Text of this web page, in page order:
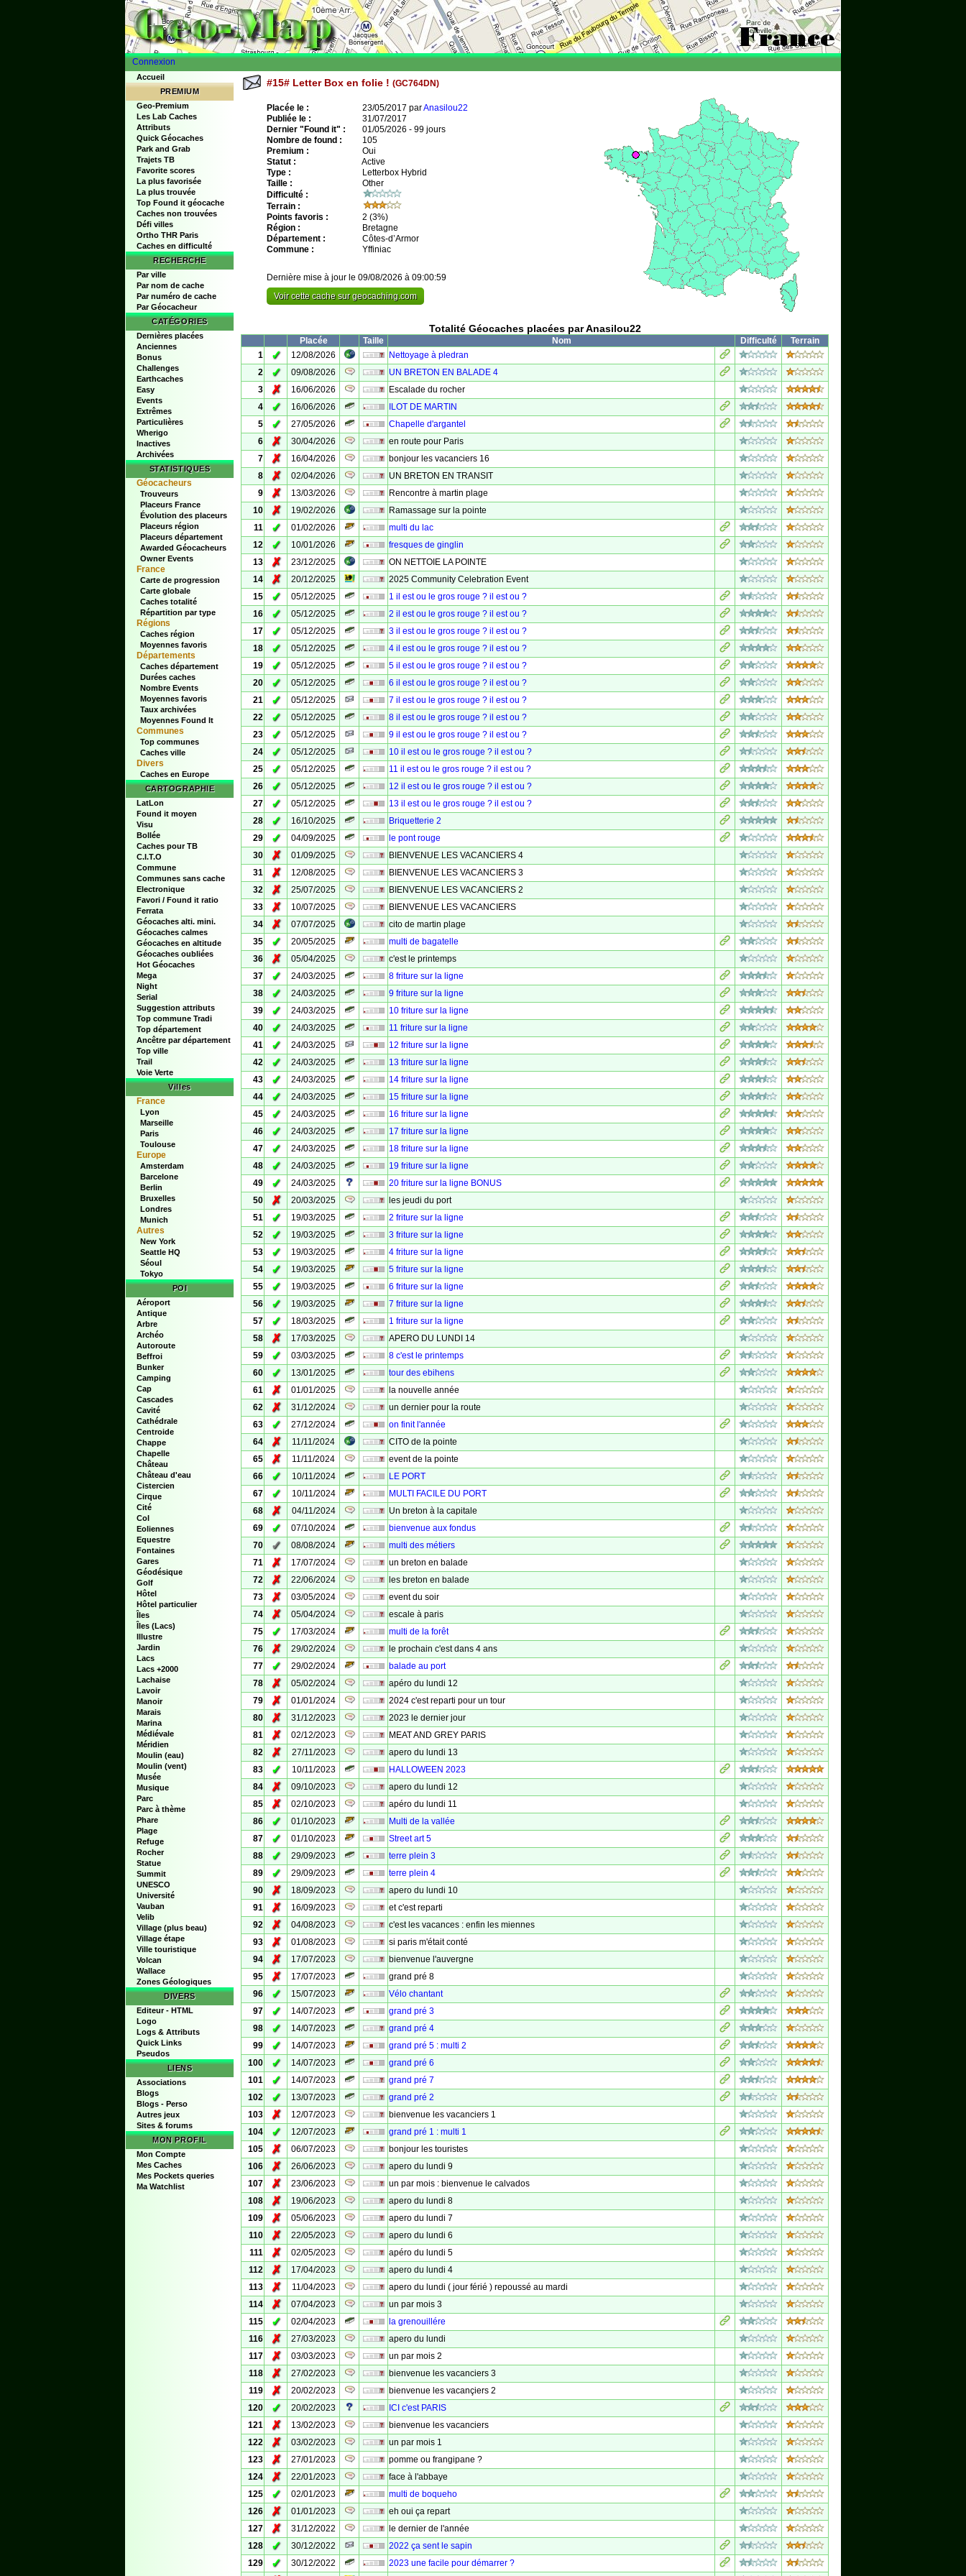
Connexion
Accueil
PREMIUM
Geo-Premium
Les Lab Caches
Attributs
Quick Géocaches
Park and Grab
Trajets TB
Favorite scores
La plus favorisée
La plus trouvée
Top Found it géocache
Caches non trouvées
Défi villes
Ortho THR Paris
Caches en difficulté
RECHERCHE
Par ville
Par nom de cache
Par numéro de cache
Par Géocacheur
CATÉGORIES
Dernières placées
Anciennes
Bonus
Challenges
Earthcaches
Easy
Events
Extrêmes
Particulières
Wherigo
Inactives
Archivées
STATISTIQUES
Géocacheurs
Trouveurs
Placeurs France
Évolution des placeurs
Placeurs région
Placeurs département
Awarded Géocacheurs
Owner Events
France
Carte de progression
Carte globale
Caches totalité
Répartition par type
Régions
Caches région
Moyennes favoris
Départements
Caches département
Durées caches
Nombre Events
Moyennes favoris
Taux archivées
Moyennes Found It
Communes
Top communes
Caches ville
Divers
Caches en Europe
CARTOGRAPHIE
LatLon
Found it moyen
Visu
Bollée
Caches pour TB
C.I.T.O
Commune
Communes sans cache
Electronique
Favori / Found it ratio
Ferrata
Géocaches alti. mini.
Géocaches calmes
Géocaches en altitude
Géocaches oubliées
Hot Géocaches
Mega
Night
Serial
Suggestion attributs
Top commune Tradi
Top département
Ancêtre par département
Top ville
Trail
Voie Verte
Villes
France
Lyon
Marseille
Paris
Toulouse
Europe
Amsterdam
Barcelone
Berlin
Bruxelles
Londres
Munich
Autres
New York
Seattle HQ
Séoul
Tokyo
POI
Aéroport
Antique
Arbre
Archéo
Autoroute
Beffroi
Bunker
Camping
Cap
Cascades
Cavité
Cathédrale
Centroide
Chappe
Chapelle
Château
Château d'eau
Cistercien
Cirque
Cité
Col
Eoliennes
Equestre
Fontaines
Gares
Géodésique
Golf
Hôtel
Hôtel particulier
Îles
Îles (Lacs)
Illustre
Jardin
Lacs
Lacs +2000
Lachaise
Lavoir
Manoir
Marais
Marina
Médiévale
Méridien
Moulin (eau)
Moulin (vent)
Musée
Musique
Parc
Parc à thème
Phare
Plage
Refuge
Rocher
Statue
Summit
UNESCO
Université
Vauban
Velib
Village (plus beau)
Village étape
Ville touristique
Volcan
Wallace
Zones Géologiques
DIVERS
Editeur - HTML
Logo
Logs & Attributs
Quick Links
Pseudos
LIENS
Associations
Blogs
Blogs - Perso
Autres jeux
Sites & forums
MON PROFIL
Mon Compte
Mes Caches
Mes Pockets queries
Ma Watchlist
#15# Letter Box en folie ! (GC764DN)
Placée le : 23/05/2017 parAnasilou22
Publiée le :
31/07/2017
Dernier "Found it" :
01/05/2026 - 99 jours
Nombre de found :
105
Premium :
Oui
Statut :
Active
Type :
Letterbox Hybrid
Taille :
Other
Difficulté :
Terrain :
Points favoris :
2 (3%)
Région :
Bretagne
Département :
Côtes-d’Armor
Commune :
Yffiniac
Dernière mise à jour le 09/08/2026 à 09:00:59
Voir cette cache sur geocaching.com
Totalité Géocaches placées par Anasilou22
Placée Taille Nom Difficulté
Terrain
1
✓ 12/08/2026
Nettoyage à pledran
2
✓ 09/08/2026
UN BRETON EN BALADE 4
3
✗ 16/06/2026
Escalade du rocher
4
✓ 16/06/2026
ILOT DE MARTIN
5
✓ 27/05/2026
Chapelle d'argantel
6
✗ 30/04/2026
en route pour Paris
7
✗ 16/04/2026
bonjour les vacanciers 16
8
✗ 02/04/2026
UN BRETON EN TRANSIT
9
✗ 13/03/2026
Rencontre à martin plage
10
✗ 19/02/2026
Ramassage sur la pointe
11
✓ 01/02/2026
multi du lac
12
✓ 10/01/2026
fresques de ginglin
13
✗ 23/12/2025
ON NETTOIE LA POINTE
14
✗ 20/12/2025
2025 Community Celebration Event
15
✓ 05/12/2025
1 il est ou le gros rouge ? il est ou ?
16
✓ 05/12/2025
2 il est ou le gros rouge ? il est ou ?
17
✓ 05/12/2025
3 il est ou le gros rouge ? il est ou ?
18
✓ 05/12/2025
4 il est ou le gros rouge ? il est ou ?
19
✓ 05/12/2025
5 il est ou le gros rouge ? il est ou ?
20
✓ 05/12/2025
6 il est ou le gros rouge ? il est ou ?
21
✓ 05/12/2025
7 il est ou le gros rouge ? il est ou ?
22
✓ 05/12/2025
8 il est ou le gros rouge ? il est ou ?
23
✓ 05/12/2025
9 il est ou le gros rouge ? il est ou ?
24
✓ 05/12/2025
10 il est ou le gros rouge ? il est ou ?
25
✓ 05/12/2025
11 il est ou le gros rouge ? il est ou ?
26
✓ 05/12/2025
12 il est ou le gros rouge ? il est ou ?
27
✓ 05/12/2025
13 il est ou le gros rouge ? il est ou ?
28
✓ 16/10/2025
Briquetterie 2
29
✓ 04/09/2025
le pont rouge
30
✗ 01/09/2025
BIENVENUE LES VACANCIERS 4
31
✗ 12/08/2025
BIENVENUE LES VACANCIERS 3
32
✗ 25/07/2025
BIENVENUE LES VACANCIERS 2
33
✗ 10/07/2025
BIENVENUE LES VACANCIERS
34
✗ 07/07/2025
cito de martin plage
35
✓ 20/05/2025
multi de bagatelle
36
✗ 05/04/2025
c'est le printemps
37
✓ 24/03/2025
8 friture sur la ligne
38
✓ 24/03/2025
9 friture sur la ligne
39
✓ 24/03/2025
10 friture sur la ligne
40
✓ 24/03/2025
11 friture sur la ligne
41
✓ 24/03/2025
12 friture sur la ligne
42
✓ 24/03/2025
13 friture sur la ligne
43
✓ 24/03/2025
14 friture sur la ligne
44
✓ 24/03/2025
15 friture sur la ligne
45
✓ 24/03/2025
16 friture sur la ligne
46
✓ 24/03/2025
17 friture sur la ligne
47
✓ 24/03/2025
18 friture sur la ligne
48
✓ 24/03/2025
19 friture sur la ligne
49
✓ 24/03/2025
20 friture sur la ligne BONUS
50
✗ 20/03/2025
les jeudi du port
51
✓ 19/03/2025
2 friture sur la ligne
52
✓ 19/03/2025
3 friture sur la ligne
53
✓ 19/03/2025
4 friture sur la ligne
54
✓ 19/03/2025
5 friture sur la ligne
55
✓ 19/03/2025
6 friture sur la ligne
56
✓ 19/03/2025
7 friture sur la ligne
57
✓ 18/03/2025
1 friture sur la ligne
58
✗ 17/03/2025
APERO DU LUNDI 14
59
✓ 03/03/2025
8 c'est le printemps
60
✓ 13/01/2025
tour des ebihens
61
✗ 01/01/2025
la nouvelle année
62
✗ 31/12/2024
un dernier pour la route
63
✓ 27/12/2024
on finit l'année
64
✗ 11/11/2024
CITO de la pointe
65
✗ 11/11/2024
event de la pointe
66
✓ 10/11/2024
LE PORT
67
✓ 10/11/2024
MULTI FACILE DU PORT
68
✗ 04/11/2024
Un breton à la capitale
69
✓ 07/10/2024
bienvenue aux fondus
70
✓ 08/08/2024
multi des métiers
71
✗ 17/07/2024
un breton en balade
72
✗ 22/06/2024
les breton en balade
73
✗ 03/05/2024
event du soir
74
✗ 05/04/2024
escale à paris
75
✓ 17/03/2024
multi de la forêt
76
✗ 29/02/2024
le prochain c'est dans 4 ans
77
✓ 29/02/2024
balade au port
78
✗ 05/02/2024
apéro du lundi 12
79
✗ 01/01/2024
2024 c'est reparti pour un tour
80
✗ 31/12/2023
2023 le dernier jour
81
✗ 02/12/2023
MEAT AND GREY PARIS
82
✗ 27/11/2023
apero du lundi 13
83
✓ 10/11/2023
HALLOWEEN 2023
84
✗ 09/10/2023
apero du lundi 12
85
✗ 02/10/2023
apéro du lundi 11
86
✓ 01/10/2023
Multi de la vallée
87
✓ 01/10/2023
Street art 5
88
✓ 29/09/2023
terre plein 3
89
✓ 29/09/2023
terre plein 4
90
✗ 18/09/2023
apero du lundi 10
91
✗ 16/09/2023
et c'est reparti
92
✗ 04/08/2023
c'est les vacances : enfin les miennes
93
✗ 01/08/2023
si paris m'était conté
94
✗ 17/07/2023
bienvenue l'auvergne
95
✗ 17/07/2023
grand pré 8
96
✓ 15/07/2023
Vélo chantant
97
✓ 14/07/2023
grand pré 3
98
✓ 14/07/2023
grand pré 4
99
✓ 14/07/2023
grand pré 5 : multi 2
100
✓ 14/07/2023
grand pré 6
101
✓ 14/07/2023
grand pré 7
102
✓ 13/07/2023
grand pré 2
103
✗ 12/07/2023
bienvenue les vacanciers 1
104
✓ 12/07/2023
grand pré 1 : multi 1
105
✗ 06/07/2023
bonjour les touristes
106
✗ 26/06/2023
apero du lundi 9
107
✗ 23/06/2023
un par mois : bienvenue le calvados
108
✗ 19/06/2023
apero du lundi 8
109
✗ 05/06/2023
apero du lundi 7
110
✗ 22/05/2023
apero du lundi 6
111
✗ 02/05/2023
apéro du lundi 5
112
✗ 17/04/2023
apero du lundi 4
113
✗ 11/04/2023
apero du lundi ( jour férié ) repoussé au mardi
114
✗ 07/04/2023
un par mois 3
115
✓ 02/04/2023
la grenouillére
116
✗ 27/03/2023
apero du lundi
117
✗ 03/03/2023
un par mois 2
118
✗ 27/02/2023
bienvenue les vacanciers 3
119
✗ 20/02/2023
bienvenue les vacançiers 2
120
✓ 20/02/2023
ICI c'est PARIS
121
✗ 13/02/2023
bienvenue les vacanciers
122
✗ 03/02/2023
un par mois 1
123
✗ 27/01/2023
pomme ou frangipane ?
124
✗ 22/01/2023
face à l'abbaye
125
✓ 02/01/2023
multi de boqueho
126
✗ 01/01/2023
eh oui ça repart
127
✗ 31/12/2022
le dernier de l'année
128
✓ 30/12/2022
2022 ça sent le sapin
129
✓ 30/12/2022
2023 une facile pour démarrer ?